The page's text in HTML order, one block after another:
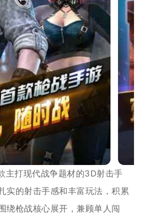
主打现代战争题材的3D射击手
实的射击手感和丰富玩法，积累
绕枪战核心展开，兼顾单人闯